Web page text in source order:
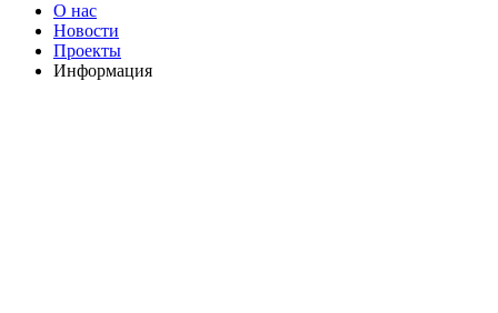
О нас
Новости
Проекты
Информация